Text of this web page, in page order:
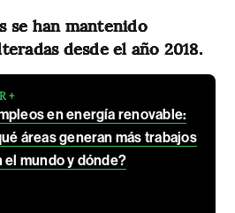
se han mantenido
desde el año 2018.
+
en energía renovable:
áreas generan más trabajos
el mundo y dónde?